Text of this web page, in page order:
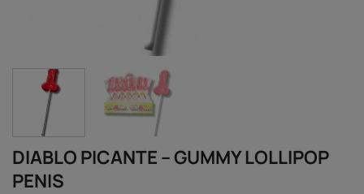
DIABLO PICANTE – GUMMY LOLLIPOP
PENIS